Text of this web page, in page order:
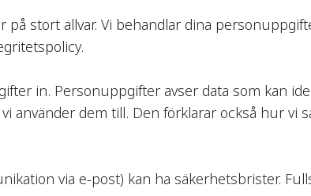
stort allvar. Vi behandlar dina
in. Personuppgifter avser data som kan
använder dem till. Den förklarar också hur vi
via e-post) kan ha säkerhetsbrister.